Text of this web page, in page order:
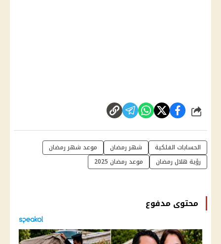
شارك
الحسابات الفلكية شهر رمضان
موعد شهر رمضان
رؤية هلال رمضان
موعد رمضان 2025
محتوى مدفوع